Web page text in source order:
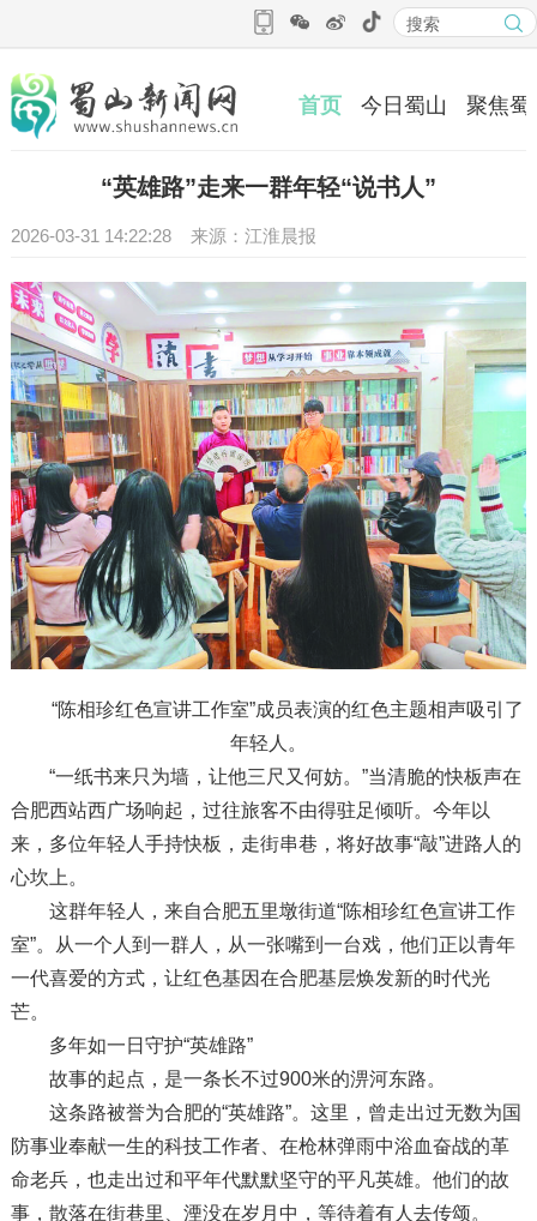
首页 今日蜀山 聚焦蜀
“英雄路”走来一群年轻“说书人”
2026-03-31 14:22:28 来源：江淮晨报
“陈相珍红色宣讲工作室”成员表演的红色主题相声吸引了
年轻人。
“一纸书来只为墙，让他三尺又何妨。”当清脆的快板声在
合肥西站西广场响起，过往旅客不由得驻足倾听。今年以
来，多位年轻人手持快板，走街串巷，将好故事“敲”进路人的
心坎上。
这群年轻人，来自合肥五里墩街道“陈相珍红色宣讲工作
室”。从一个人到一群人，从一张嘴到一台戏，他们正以青年
一代喜爱的方式，让红色基因在合肥基层焕发新的时代光
芒。
多年如一日守护“英雄路”
故事的起点，是一条长不过900米的淠河东路。
这条路被誉为合肥的“英雄路”。这里，曾走出过无数为国
防事业奉献一生的科技工作者、在枪林弹雨中浴血奋战的革
命老兵，也走出过和平年代默默坚守的平凡英雄。他们的故
事，散落在街巷里、湮没在岁月中，等待着有人去传颂。